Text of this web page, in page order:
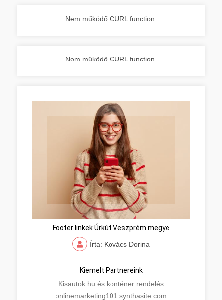
Nem működő CURL function.
Nem működő CURL function.
Footer linkek Úrkút Veszprém megye
Írta: Kovács Dorina
Kiemelt Partnereink
Kisautok.hu és konténer rendelés
onlinemarketing101.synthasite.com